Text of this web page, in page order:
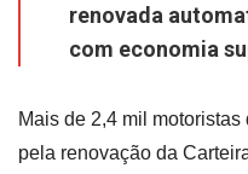
renovada
com economia
Mais de 2,4 mil
pela renovação da